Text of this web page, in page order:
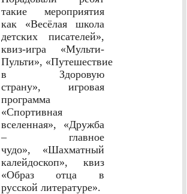
такие мероприятия
как «Весёлая школа
детских писателей»,
квиз-игра «Мульти-
Пульти», «Путешествие
в Здоровую
страну»,игровая
программа
«Спортивная
вселенная», «Дружба
– главное
чудо», «Шахматный
калейдоскоп», квиз
«Образ отца в
русской литературе».